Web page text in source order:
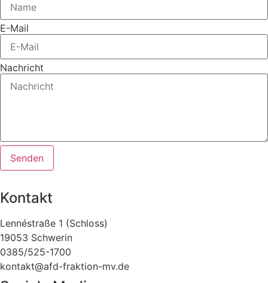
E-Mail
Nachricht
Senden
Kontakt
Lennéstraße 1 (Schloss)
19053 Schwerin
0385/525-1700
kontakt@afd-fraktion-mv.de